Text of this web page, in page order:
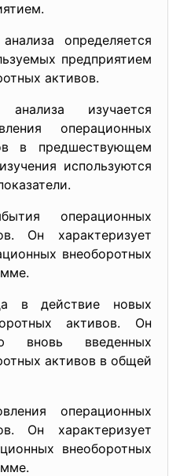
определяется
предприятием
активов.
изучается
операционных
в предшествующем
используются
операционных
Он характеризует
внеоборотных
в действие новых
активов. Он
вновь введенных
активов в общей
операционных
Он характеризует
внеоборотных